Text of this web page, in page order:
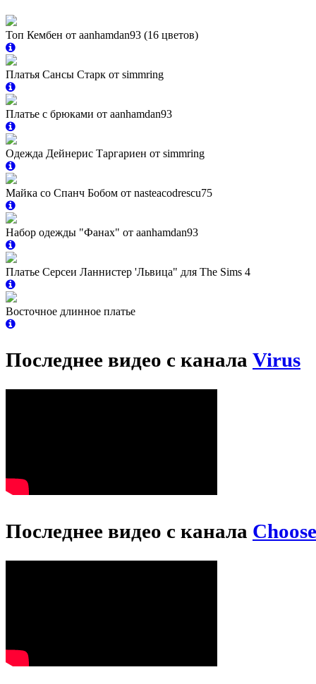
Топ Кембен от aanhamdan93 (16 цветов)
Платья Сансы Старк от simmring
Платье с брюками от aanhamdan93
Одежда Дейнерис Таргариен от simmring
Майка со Спанч Бобом от nasteacodrescu75
Набор одежды "Фанах" от aanhamdan93
Платье Серсеи Ланнистер 'Львица" для The Sims 4
Восточное длинное платье
Последнее видео с канала Virus
Последнее видео с канала